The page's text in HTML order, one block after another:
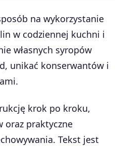
na wykorzystanie
w codziennej kuchni i
własnych syropów
unikać konserwantów i
krok po kroku,
oraz praktyczne
Tekst jest